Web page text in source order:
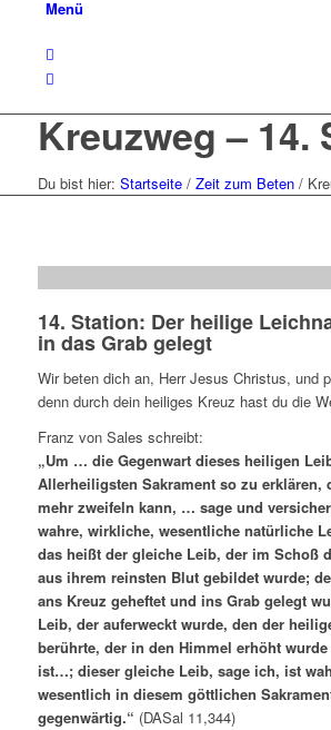
Menü
Kreuzweg – 14.
Du bist hier: Startseite / Zeit zum Beten /
14. Station: Der heilige
in das Grab gelegt
Wir beten dich an, Herr Jesus Christus, und
denn durch dein heiliges Kreuz hast du die
Franz von Sales schreibt:
„Um … die Gegenwart dieses heiligen
Allerheiligsten Sakrament so zu erklären,
mehr zweifeln kann, … sage und
wahre, wirkliche, wesentliche natürliche
das heißt der gleiche Leib, der im Schoß
aus ihrem reinsten Blut gebildet wurde;
ans Kreuz geheftet und ins Grab gelegt
Leib, der auferweckt wurde, den der
berührte, der in den Himmel erhöht
ist…; dieser gleiche Leib, sage ich, ist
wesentlich in diesem göttlichen
gegenwärtig.“ (DASal 11,344)